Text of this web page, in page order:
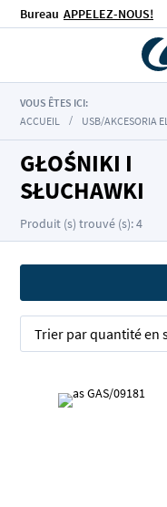
Bureau APPELEZ-NOUS!
VOUS ÊTES ICI:
ACCUEIL
USB/AKCESORIA
GŁOŚNIKI I
SŁUCHAWKI
Produit (s) trouvé (s): 4
Trier parquantité en